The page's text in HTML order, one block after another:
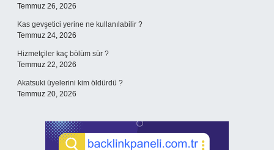
Temmuz 26, 2026
Kas gevşetici yerine ne kullanılabilir ?
Temmuz 24, 2026
Hizmetçiler kaç bölüm sür ?
Temmuz 22, 2026
Akatsuki üyelerini kim öldürdü ?
Temmuz 20, 2026